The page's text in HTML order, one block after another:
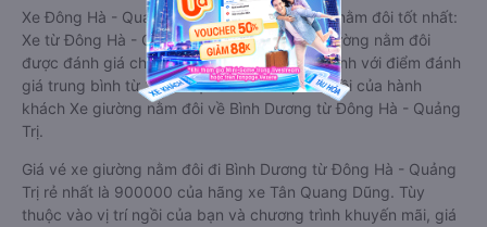
Xe Đông Hà - Quảng Trị Bình Dương giường nằm đôi tốt nhất:
Xe từ Đông Hà - Quảng Trị đi Bình Dương giường nằm đôi
được đánh giá chung có chất lượng Trung bình với điểm đánh
giá trung bình từ 3.7/5 dựa trên 4172 phản hồi của hành
khách Xe giường nằm đôi về Bình Dương từ Đông Hà - Quảng
Trị.
Giá vé xe giường nằm đôi đi Bình Dương từ Đông Hà - Quảng
Trị rẻ nhất là 900000 của hãng xe Tân Quang Dũng. Tùy
thuộc vào vị trí ngồi của bạn và chương trình khuyến mãi, giá